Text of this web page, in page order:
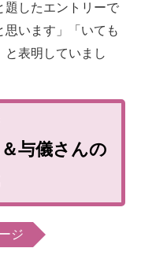
したエントリーで
思います」「いても
と表明していまし
与儀さんの
ジ